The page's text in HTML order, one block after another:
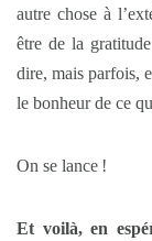
autre chose à
être de la
dire, mais parfois,
le bonheur de ce
On se lance !
Et voilà, en